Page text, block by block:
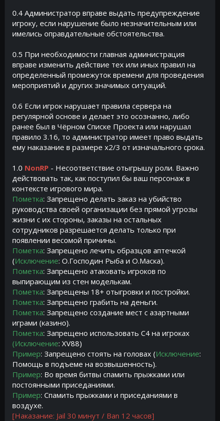
0.4 Администратор вправе выдать предупреждение
игроку, если нарушение было незначительным или
имелись оправдательные обстоятельства.
0.5 При необходимости главная администрация
вправе изменить действие тех или иных правил на
определенный промежуток времени для проведения
мероприятий и других значимых ситуаций.
0.6 Если игрок нарушает правила сервера на
регулярной основе и делает это осознанно, либо
ранее был в Чёрном Списке Проекта или нарушал
правило 3.16, то администратор имеет право выдать
ему наказание в размере x2/3 от изначального срока.
1.0 NonRP - Несоответствие отыгрышу роли. Важно
действовать так, как поступил бы ваш персонаж в
контексте игрового мира.
Пометка: Запрещено делать заказ на убийство
руководства своей организации без прямой угрозы
жизни с их стороны, заказы на остальных
сотрудников разрешается делать только при
появлении весомой причины.
Пометка: Запрещено лечить образцов аптечкой
(Исключение: О.Господин Рыба и О.Маска).
Пометка: Запрещено атаковать игроков по
выпирающим из стен моделькам.
Пометка: Запрещены 18+ отыгровки и постройки.
Пометка: Запрещено грабить на деньги.
Пометка: Запрещено создание мест с азартными
играми (казино).
Пометка: Запрещено использовать C4 на игроках
(Исключение: XV88)
Пример: Запрещено стоять на головах (Исключение:
Помощь в подъеме на возвышенность).
Пример: Во время битвы спамить прыжками или
постоянными приседаниями.
Пример: Спамить прыжками и приседаниями в
воздухе.
[Наказание: Jail 30 минут / Ban 12 часов]